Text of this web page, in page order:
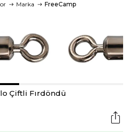
Marka FreeCamp
Çiftli Fırdöndü